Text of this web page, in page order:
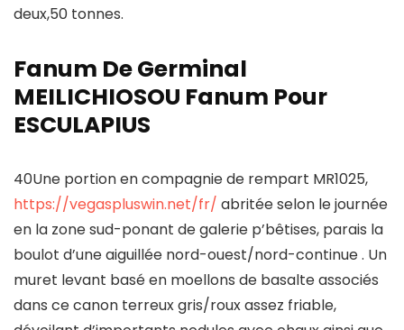
deux,50 tonnes.
Fanum De Germinal
MEILICHIOSOU Fanum Pour
ESCULAPIUS
40Une portion en compagnie de rempart MR1025,
https://vegaspluswin.net/fr/ abritée selon le journée
en la zone sud-ponant de galerie p’bêtises, parais la
boulot d’une aiguillée nord-ouest/nord-continue . Un
muret levant basé en moellons de basalte associés
dans ce canon terreux gris/roux assez friable,